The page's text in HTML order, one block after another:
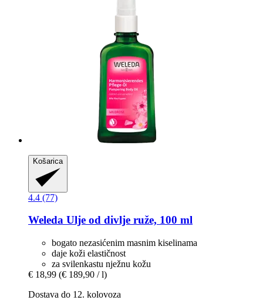
Košarica
4.4 (77)
Weleda Ulje od divlje ruže, 100 ml
bogato nezasićenim masnim kiselinama
daje koži elastičnost
za svilenkastu nježnu kožu
€ 18,99 (€ 189,90 / l)
Dostava do 12. kolovoza